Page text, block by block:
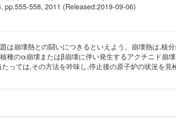
pp.555-558, 2011 (Released:2019-09-06)
は崩壊熱との闘いにつきるといえよう。崩壊熱は,核
種のα崩壊またはβ崩壊に伴い発生するアクチニド崩
っては,その方法を吟味し,停止後の原子炉の状況を見